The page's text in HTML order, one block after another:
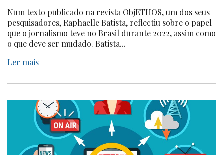
Num texto publicado na revista ObjETHOS, um dos seus
pesquisadores, Raphaelle Batista, reflectiu sobre o papel
que o jornalismo teve no Brasil durante 2022, assim como
o que deve ser mudado. Batista...
Ler mais